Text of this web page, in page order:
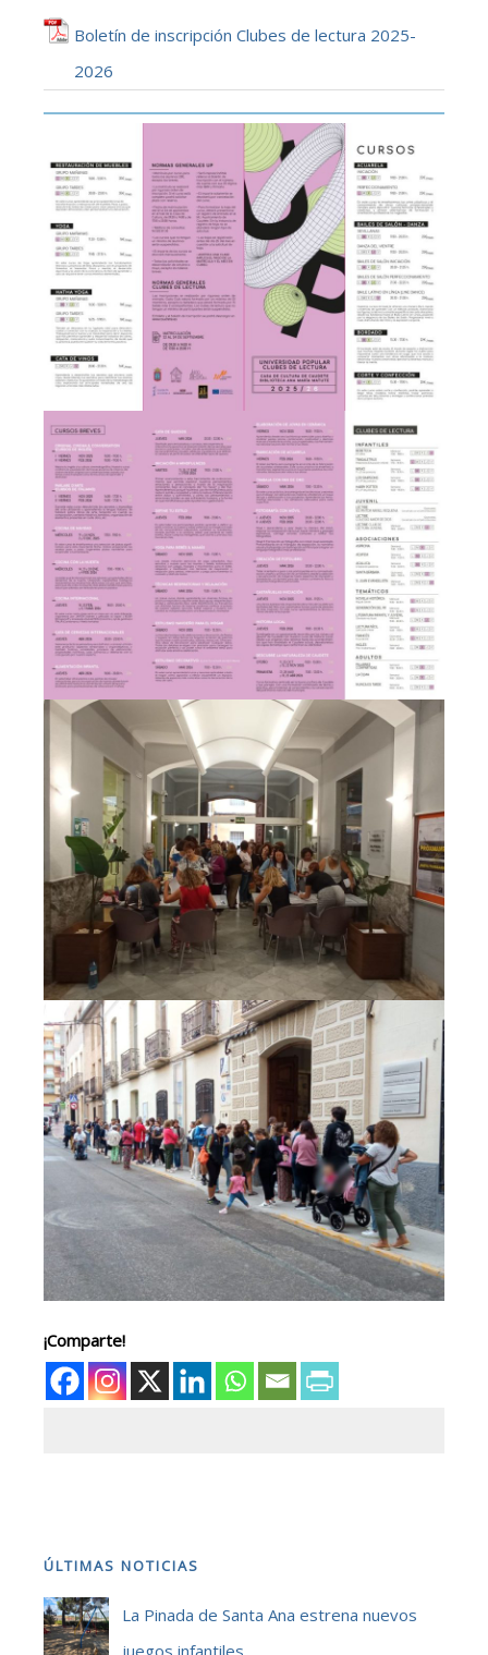
Boletín de inscripción Clubes de lectura 2025-
2026
¡Comparte!
ÚLTIMAS NOTICIAS
La Pinada de Santa Ana estrena nuevos
juegos infantiles